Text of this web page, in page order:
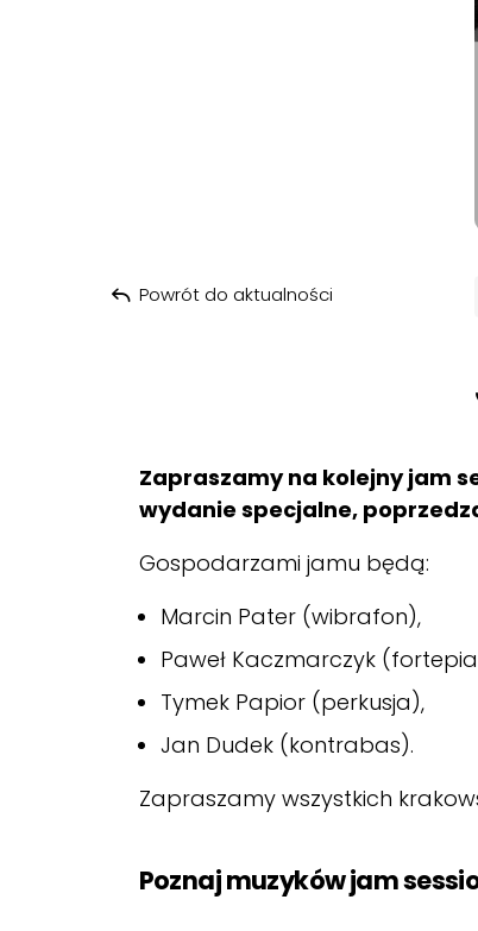
Powrót do aktualności
Zapraszamy na kolejny jam
wydanie specjalne,
Gospodarzami jamu będą:
Marcin Pater (wibrafon),
Paweł Kaczmarczyk
Tymek Papior (perkusja),
Jan Dudek (kontrabas).
Zapraszamy wszystkich
Poznaj muzyków jam